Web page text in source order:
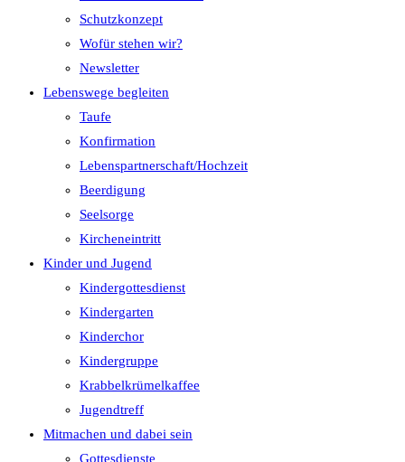
Schutzkonzept
Wofür stehen wir?
Newsletter
Lebenswege begleiten
Taufe
Konfirmation
Lebenspartnerschaft/Hochzeit
Beerdigung
Seelsorge
Kircheneintritt
Kinder und Jugend
Kindergottesdienst
Kindergarten
Kinderchor
Kindergruppe
Krabbelkrümelkaffee
Jugendtreff
Mitmachen und dabei sein
Gottesdienste